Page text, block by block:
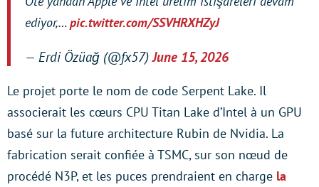
ediyor,…pic.twitter.com/SSVHRXHZyJ
— Erdi Özüağ (@fx57)June 15, 2026
Le projet porte le nom de code Serpent Lake. Il
associerait les cœurs CPU Titan Lake d’Intel à un GPU
basé sur la future architecture Rubin de Nvidia. La
fabrication serait confiée à TSMC, sur son nœud de
procédé N3P, et les puces prendraient en charge la